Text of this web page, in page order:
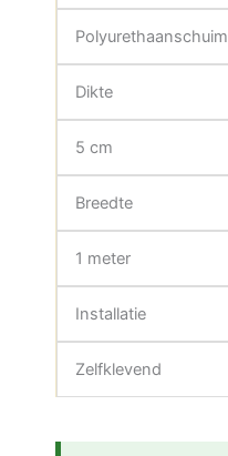
Polyurethaanschuim
Dikte
5 cm
Breedte
1 meter
Installatie
Zelfklevend